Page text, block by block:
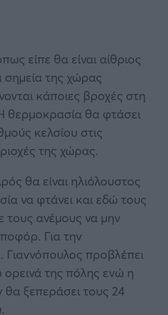
είπε θα είναι αίθριος
της χώρας
κάποιες βροχές στη
θερμοκρασία θα φτάσει
κελσίου στις
της χώρας.
θα είναι ηλιόλουστος
να φτάνει και εδώ τους
τους ανέμους να μην
Για την
προβλέπει
της πόλης ενώ η
ξεπεράσει τους 24